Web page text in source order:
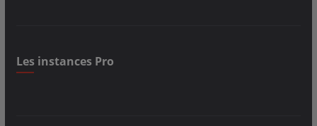
Les instances Pro